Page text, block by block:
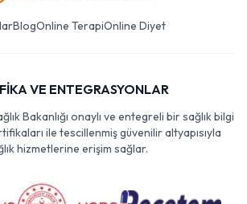
BlogOnline TerapiOnline Diyet
VE ENTEGRASYONLAR
Bakanlığı onaylı ve entegreli bir sağlık bilgi
ile tescillenmiş güvenilir altyapısıyla
hizmetlerine erişim sağlar.